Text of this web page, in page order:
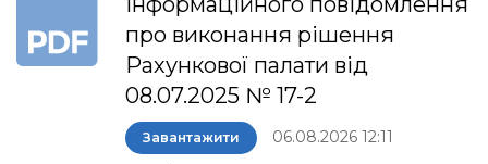
про виконання рішення
Рахункової палати від
08.07.2025 № 17-2
Завантажити 06.08.2026 12:11